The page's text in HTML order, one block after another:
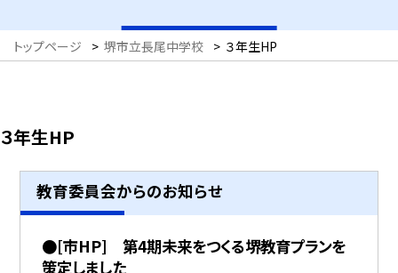
トップページ > 堺市立長尾中学校 > ３年生HP
３年生HP
教育委員会からのお知らせ
●[市HP] 第4期未来をつくる堺教育プランを
策定しました